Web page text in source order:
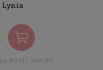
Lynia
zł / 100 ml